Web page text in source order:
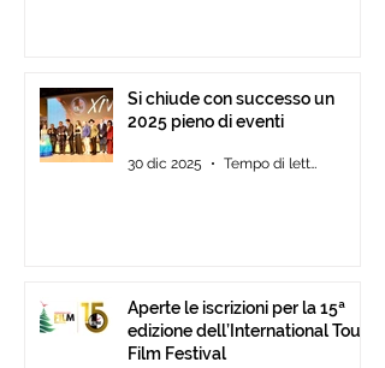
Si chiude con successo un
2025 pieno di eventi
30 dic 2025 Tempo di lettura: 2 min
Aperte le iscrizioni per la 15ª
edizione dell’International Tour
Film Festival